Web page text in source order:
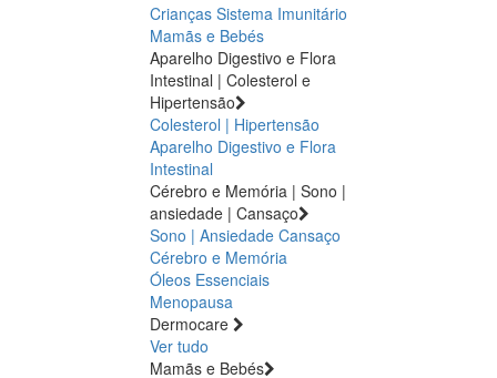
Crianças Sistema Imunitário
Mamãs e Bebés
Aparelho Digestivo e Flora
Intestinal | Colesterol e
Hipertensão
Colesterol | Hipertensão
Aparelho Digestivo e Flora
Intestinal
Cérebro e Memória | Sono |
ansiedade | Cansaço
Sono | Ansiedade Cansaço
Cérebro e Memória
Óleos Essenciais
Menopausa
Dermocare
Ver tudo
Mamãs e Bebés